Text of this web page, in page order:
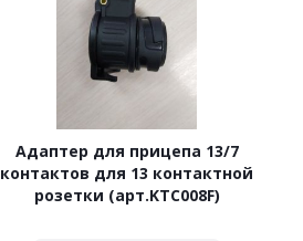
Адаптер для прицепа 13/7
контактов для 13 контактной
розетки (арт.KTC008F)